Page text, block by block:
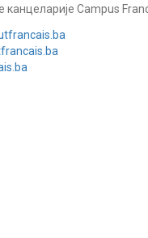
канцеларије Campus